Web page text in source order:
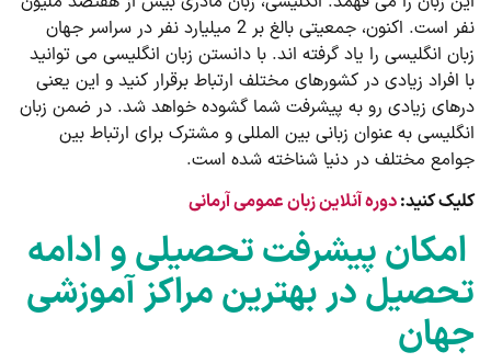
نفر است. اکنون، جمعیتی بالغ بر 2 میلیارد نفر در سراسر جهان
زبان انگلیسی را یاد گرفته­ اند. با دانستن زبان انگلیسی می توانید
با افراد زیادی در کشورهای مختلف ارتباط برقرار کنید و این یعنی
درهای زیادی رو به پیشرفت شما گشوده خواهد شد. در ضمن زبان
انگلیسی به عنوان زبانی بین­ المللی و مشترک برای ارتباط بین
جوامع مختلف در دنیا شناخته شده است.
کلیک کنید:دوره آنلاین زبان عمومی آرمانی
امکان پیشرفت تحصیلی و ادامه
تحصیل در بهترین مراکز آموزشی
جهان